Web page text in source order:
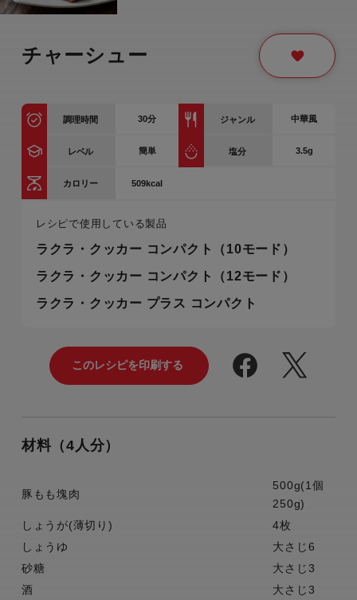
チャーシュー
調理時間 30分 ジャンル 中華風
レベル 簡単 塩分 3.5g
カロリー 509kcal
レシピで使用している製品
ラクラ・クッカー コンパクト（10モード）
ラクラ・クッカー コンパクト（12モード）
ラクラ・クッカー プラス コンパクト
材料（4人分）
豚もも塊肉
500g(1個
250g)
しょうが(薄切り)
4枚
しょうゆ
大さじ6
砂糖
大さじ3
酒
大さじ3